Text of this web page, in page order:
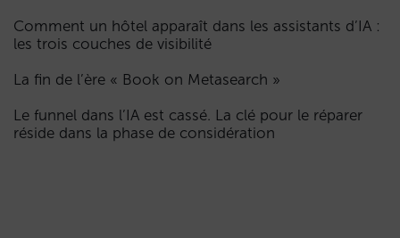
Comment un hôtel apparaît dans les assistants d’IA :
les trois couches de visibilité
La fin de l’ère « Book on Metasearch »
Le funnel dans l’IA est cassé. La clé pour le réparer
réside dans la phase de considération